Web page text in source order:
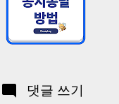
댓글 쓰기